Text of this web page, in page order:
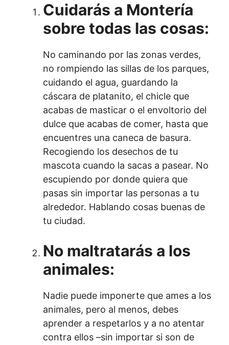
Cuidarás a Montería
sobre todas las cosas:
No caminando por las zonas verdes,
no rompiendo las sillas de los parques,
cuidando el agua, guardando la
cáscara de platanito, el chicle que
acabas de masticar o el envoltorio del
dulce que acabas de comer, hasta que
encuentres una caneca de basura.
Recogiendo los desechos de tu
mascota cuando la sacas a pasear. No
escupiendo por donde quiera que
pasas sin importar las personas a tu
alrededor. Hablando cosas buenas de
tu ciudad.
No maltratarás a los
animales:
Nadie puede imponerte que ames a los
animales, pero al menos, debes
aprender a respetarlos y a no atentar
contra ellos –sin importar si son de